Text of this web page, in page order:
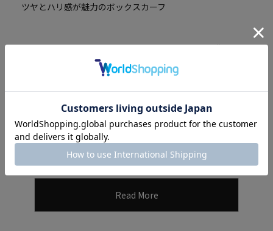
ツヤとハリ感が魅力のボックスカーフ
このシリーズはボックスカーフ専門のタンナーにて鞣された
革を使用しております。質の高いヨーロッパ原皮をミネラル
整ったキメの細かい肌あいと、程良いツヤやハリ感が特長
で、製品となった時の出来栄えが大変美しい高級感を感じさ
せます。
Read More